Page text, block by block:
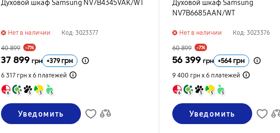
Духовой шкаф Samsung NV7B4345VAK/WT
Нет в наличии Код: 3023377
40 899 -7%
37 899 грн +379грн
6 317 грн х 6 платежей
6 5 5 5 5
Уведомить
Духовой шкаф Samsung
NV7B6685AAN/WT
Нет в наличии Код: 3023376
60 899 -7%
56 399 грн +564грн
9 400 грн х 6 платежей
6 5 5 5 5
Уведомить